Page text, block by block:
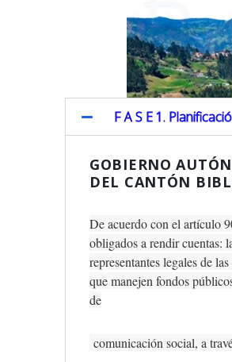
F A S E 1.
GOBIERNO
DEL CANTÓN
De acuerdo con el artículo
obligados a rendir cuentas:
representantes legales de
que manejen fondos
de
comunicación social, a